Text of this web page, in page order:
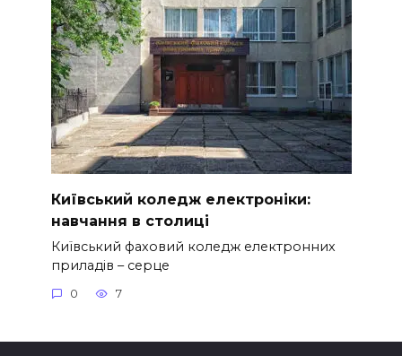
Київський коледж електроніки:
навчання в столиці
Київський фаховий коледж електронних
приладів – серце
0 7